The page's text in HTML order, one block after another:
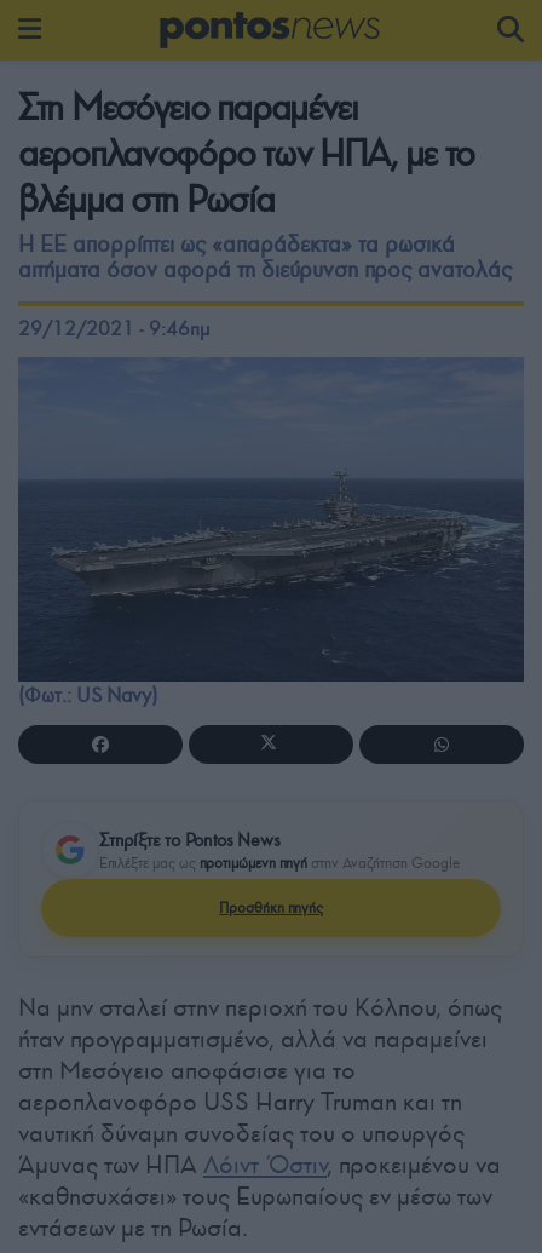
Στη Μεσόγειο παραμένει
αεροπλανοφόρο των ΗΠΑ, με το
βλέμμα στη Ρωσία
Η ΕΕ απορρίπτει ως «απαράδεκτα» τα ρωσικά
αιτήματα όσον αφορά τη διεύρυνση προς ανατολάς
29/12/2021 - 9:46πμ
(Φωτ.: US Navy)
Στηρίξτε το Pontos News
Επιλέξτε μας ως προτιμώμενη πηγή στην Αναζήτηση Google
Προσθήκη πηγής
Να μην σταλεί στην περιοχή του Κόλπου, όπως
ήταν προγραμματισμένο, αλλά να παραμείνει
στη Μεσόγειο αποφάσισε για το
αεροπλανοφόρο USS Harry Truman και τη
ναυτική δύναμη συνοδείας του ο υπουργός
Άμυνας των ΗΠΑ Λόιντ Όστιν, προκειμένου να
«καθησυχάσει» τους Ευρωπαίους εν μέσω των
εντάσεων με τη Ρωσία.